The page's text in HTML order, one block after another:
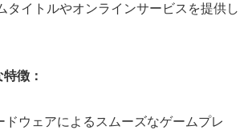
タイトルやオンラインサービスを提供し
徴：
ドウェアによるスムーズなゲームプレ